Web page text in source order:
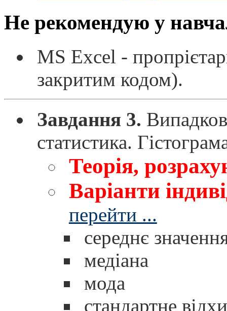
Не рекомендую у
MS Excel -
закритим кодом).
Завдання 3.
статистика.
Теорія,
Варіанти
перейти ...
середнє
медіана
мода
стандартне